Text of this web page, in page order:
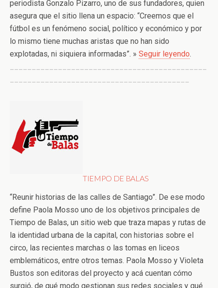
periodista Gonzalo Pizarro, uno de sus fundadores, quien
asegura que el sitio llena un espacio: “Creemos que el
fútbol es un fenómeno social, político y económico y por
lo mismo tiene muchas aristas que no han sido
explotadas, ni siquiera informadas”. » Seguir leyendo.
TIEMPO DE BALAS
“Reunir historias de las calles de Santiago”. De ese modo
define Paola Mosso uno de los objetivos principales de
Tiempo de Balas, un sitio web que traza mapas y rutas de
la identidad urbana de la capital, con historias sobre el
circo, las recientes marchas o las tomas en liceos
emblemáticos, entre otros temas. Paola Mosso y Violeta
Bustos son editoras del proyecto y acá cuentan cómo
surgió, de qué modo gestionan sus redes sociales y qué